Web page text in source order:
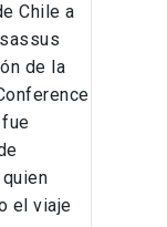
Chile a
de la
fue
el viaje